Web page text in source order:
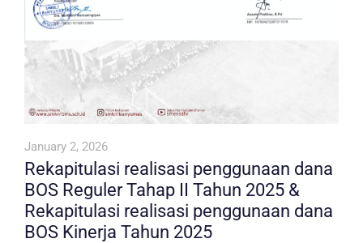
January 2, 2026
Rekapitulasi realisasi penggunaan dana
BOS Reguler Tahap II Tahun 2025 &
⁠Rekapitulasi realisasi penggunaan dana
BOS Kinerja Tahun 2025